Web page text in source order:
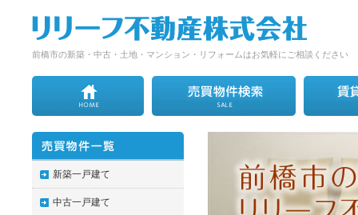
前橋市の新築・中古・土地・マンション・リフォームはお気軽にご相談ください
新築一戸建て
中古一戸建て